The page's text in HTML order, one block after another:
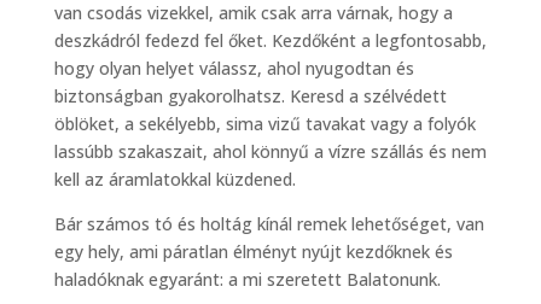
van csodás vizekkel, amik csak arra várnak, hogy a
deszkádról fedezd fel őket. Kezdőként a legfontosabb,
hogy olyan helyet válassz, ahol nyugodtan és
biztonságban gyakorolhatsz. Keresd a szélvédett
öblöket, a sekélyebb, sima vizű tavakat vagy a folyók
lassúbb szakaszait, ahol könnyű a vízre szállás és nem
kell az áramlatokkal küzdened.
Bár számos tó és holtág kínál remek lehetőséget, van
egy hely, ami páratlan élményt nyújt kezdőknek és
haladóknak egyaránt: a mi szeretett Balatonunk.